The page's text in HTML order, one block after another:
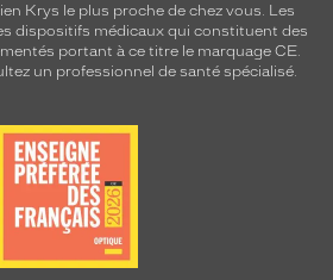
Krys le plus proche de chez vous . Les
dispositifs médicaux qui constituent des
portant à ce titre le marquage CE.
un professionnel de santé spécialisé.